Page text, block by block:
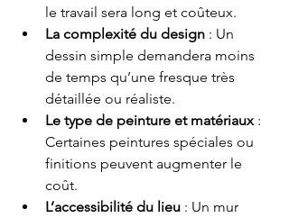
le travail sera long et coûteux.
La complexité du design : Un
dessin simple demandera moins
de temps qu’une fresque très
détaillée ou réaliste.
Le type de peinture et matériaux :
Certaines peintures spéciales ou
finitions peuvent augmenter le
coût.
L’accessibilité du lieu : Un mur